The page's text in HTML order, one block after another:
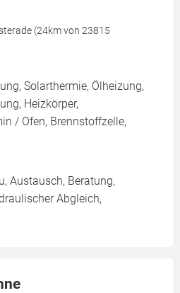
(24km von 23815
Solarthermie, Ölheizung,
Heizkörper,
/ Ofen, Brennstoffzelle,
Austausch, Beratung,
Abgleich,